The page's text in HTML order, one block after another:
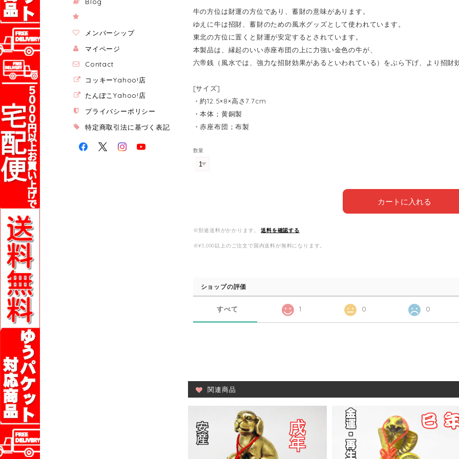
メンバーシップ
マイページ
Contact
コッキーYahoo!店
たんぽこYahoo!店
プライバシーポリシー
特定商取引法に基づく表記
牛の方位は財運の方位であり、蓄財の意味があります。
ゆえに牛は招財、蓄財のための風水グッズとして使われています。
東北の方位に置くと財運が安定するとされています。
本製品は、縁起のいい赤座布団の上に力強い金色の牛が、
六帝銭（風水では、強力な招財効果があるといわれている）をぶら下げ、より招財
[サイズ]
・約12.5×8×高さ7.7cm
・本体；黄銅製
・赤座布団；布製
数量
カートに入れる
※別途送料がかかります。 送料を確認する
※¥5,000以上のご注文で国内送料が無料になります。
ショップの評価
すべて 1 0 0
関連商品